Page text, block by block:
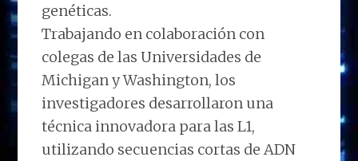
genéticas.
Trabajando en colaboración con
colegas de las Universidades de
Michigan y Washington, los
investigadores desarrollaron una
técnica innovadora para las L1,
utilizando secuencias cortas de ADN